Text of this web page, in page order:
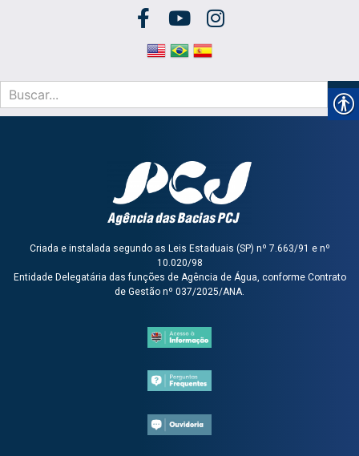
Criada e instalada segundo as Leis Estaduais (SP) nº 7.663/91 e nº
10.020/98
Entidade Delegatária das funções de Agência de Água, conforme Contrato
de Gestão nº 037/2025/ANA.